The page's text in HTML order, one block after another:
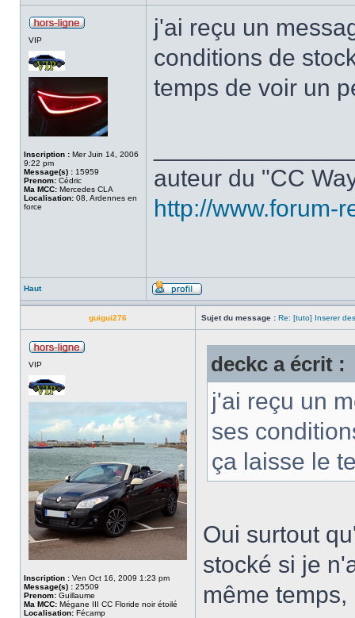
VIP
Inscription : Mer Juin 14, 2006
9:22 pm
Message(s) : 15959
Prenom: Cédric
Ma MCC: Mercedes CLA
Localisation: 08, Ardennes en
force
j'ai reçu un
conditions de
temps de voir un
auteur du "CC
http://www.forum-
Haut
guigui276 Sujet du message : Re: [tuto] Inserer
VIP
Inscription : Ven Oct 16, 2009 1:23 pm
Message(s) : 25509
Prenom: Guillaume
Ma MCC: Mégane III CC Floride noir étoilé
Localisation: Fécamp
deckc a écrit :
j'ai reçu un
ses
ça laisse le
Oui surtout
stocké si je
même